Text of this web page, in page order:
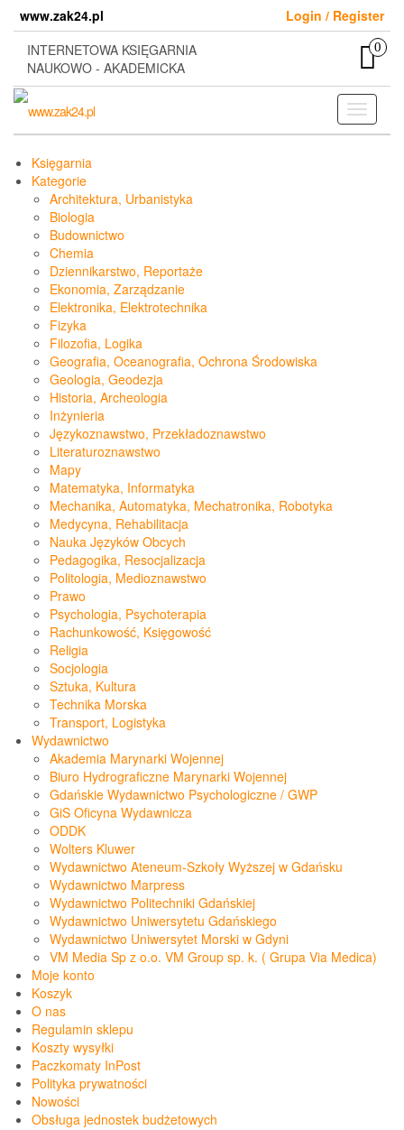
content
www.zak24.pl
Login / Register
INTERNETOWA KSIĘGARNIA
NAUKOWO - AKADEMICKA
0
Toggle
Księgarnia
Kategorie
Architektura, Urbanistyka
Biologia
Budownictwo
Chemia
Dziennikarstwo, Reportaże
Ekonomia, Zarządzanie
Elektronika, Elektrotechnika
Fizyka
Filozofia, Logika
Geografia, Oceanografia, Ochrona Środowiska
Geologia, Geodezja
Historia, Archeologia
Inżynieria
Językoznawstwo, Przekładoznawstwo
Literaturoznawstwo
Mapy
Matematyka, Informatyka
Mechanika, Automatyka, Mechatronika, Robotyka
Medycyna, Rehabilitacja
Nauka Języków Obcych
Pedagogika, Resocjalizacja
Politologia, Medioznawstwo
Prawo
Psychologia, Psychoterapia
Rachunkowość, Księgowość
Religia
Socjologia
Sztuka, Kultura
Technika Morska
Transport, Logistyka
Wydawnictwo
Akademia Marynarki Wojennej
Biuro Hydrograficzne Marynarki Wojennej
Gdańskie Wydawnictwo Psychologiczne / GWP
GiS Oficyna Wydawnicza
ODDK
Wolters Kluwer
Wydawnictwo Ateneum-Szkoły Wyższej w Gdańsku
Wydawnictwo Marpress
Wydawnictwo Politechniki Gdańskiej
Wydawnictwo Uniwersytetu Gdańskiego
Wydawnictwo Uniwersytet Morski w Gdyni
VM Media Sp z o.o. VM Group sp. k. ( Grupa Via Medica)
Moje konto
Koszyk
O nas
Regulamin sklepu
Koszty wysyłki
Paczkomaty InPost
Polityka prywatności
Nowości
Obsługa jednostek budżetowych